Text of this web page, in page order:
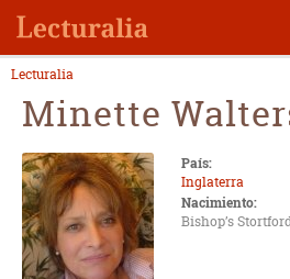
Lecturalia
Minette
País:
Inglaterra
Nacimiento:
Bishop’s